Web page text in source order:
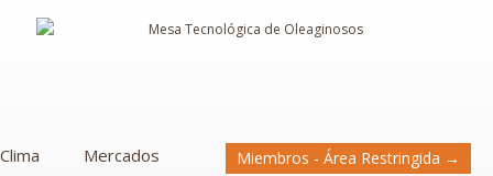
Clima Mercados Miembros - Área Restringida →